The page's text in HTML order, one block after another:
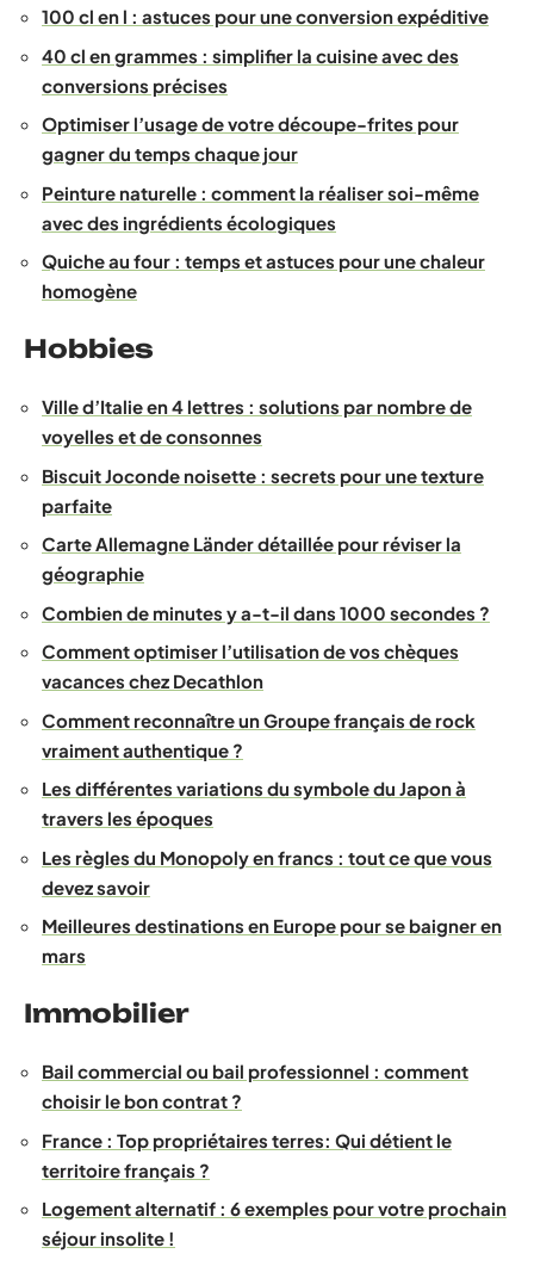
100 cl en l : astuces pour une conversion expéditive
40 cl en grammes : simplifier la cuisine avec des
conversions précises
Optimiser l’usage de votre découpe-frites pour
gagner du temps chaque jour
Peinture naturelle : comment la réaliser soi-même
avec des ingrédients écologiques
Quiche au four : temps et astuces pour une chaleur
homogène
Hobbies
Ville d’Italie en 4 lettres : solutions par nombre de
voyelles et de consonnes
Biscuit Joconde noisette : secrets pour une texture
parfaite
Carte Allemagne Länder détaillée pour réviser la
géographie
Combien de minutes y a-t-il dans 1000 secondes ?
Comment optimiser l’utilisation de vos chèques
vacances chez Decathlon
Comment reconnaître un Groupe français de rock
vraiment authentique ?
Les différentes variations du symbole du Japon à
travers les époques
Les règles du Monopoly en francs : tout ce que vous
devez savoir
Meilleures destinations en Europe pour se baigner en
mars
Immobilier
Bail commercial ou bail professionnel : comment
choisir le bon contrat ?
France : Top propriétaires terres: Qui détient le
territoire français ?
Logement alternatif : 6 exemples pour votre prochain
séjour insolite !